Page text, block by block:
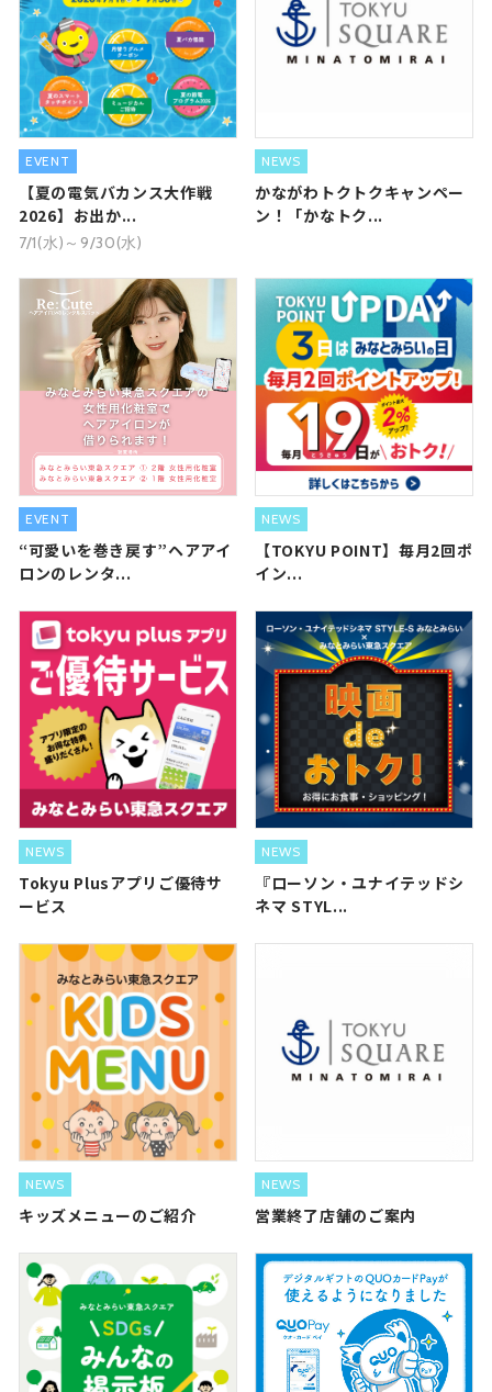
EVENT
【夏の電気バカンス大作戦
2026】お出か...
7/1(水)～9/30(水)
NEWS
かながわトクトクキャンペー
ン！「かなトク...
EVENT
“可愛いを巻き戻す”ヘアアイ
ロンのレンタ...
NEWS
【TOKYU POINT】毎月2回ポ
イン...
NEWS
Tokyu Plusアプリご優待サ
ービス
NEWS
『ローソン・ユナイテッドシ
ネマ STYL...
NEWS
キッズメニューのご紹介
NEWS
営業終了店舗のご案内